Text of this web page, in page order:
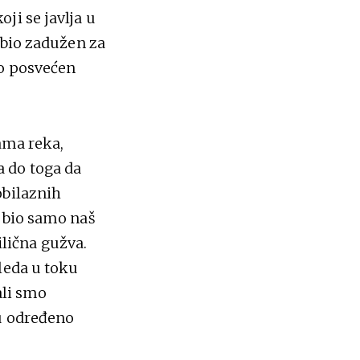
se javlja u
zadužen za
posvećen
reka,
toga da
samo naš
gužva.
u toku
smo